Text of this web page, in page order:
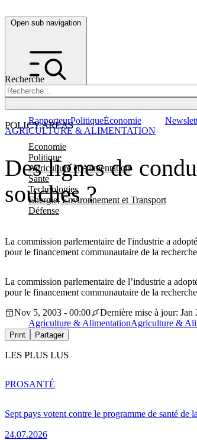
Open sub navigation
Recherche
POLICY AREAS
Economie
Politique
Agriculture et Alimentation
Santé
Technologies
Energie, Environnement et Transport
Défense
RapporteurPolitiqueÉconomie
Des lignes de
souches ?
La commission parlementaire de l'industrie a
pour le financement communautaire de la
AGRICULTURE & ALIMENTATION
La commission parlementaire de l’industrie a
pour le financement communautaire de la
Nov 5, 2003 - 00:00
Dernière mise à jour: Jan
Agriculture & AlimentationAgriculture &
Print Partager
LES PLUS LUS
Sept pays votent contre le programme de santé de
24.07.2026
PROSANTÉ